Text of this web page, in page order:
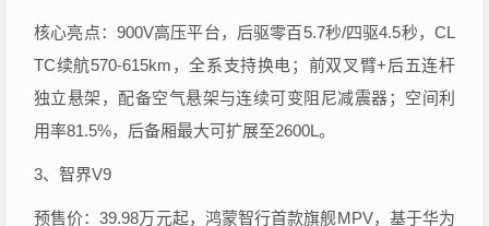
核心亮点：900V高压平台，后驱零百5.7秒/四驱4.5秒，CL
TC续航570-615km，全系支持换电；前双叉臂+后五连杆
独立悬架，配备空气悬架与连续可变阻尼减震器；空间利
用率81.5%，后备厢最大可扩展至2600L。
3、智界V9
预售价：39.98万元起，鸿蒙智行首款旗舰MPV，基于华为